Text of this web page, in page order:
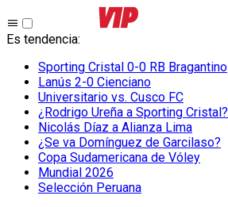
Es tendencia:
Sporting Cristal 0-0 RB Bragantino
Lanús 2-0 Cienciano
Universitario vs. Cusco FC
¿Rodrigo Ureña a Sporting Cristal?
Nicolás Díaz a Alianza Lima
¿Se va Domínguez de Garcilaso?
Copa Sudamericana de Vóley
Mundial 2026
Selección Peruana